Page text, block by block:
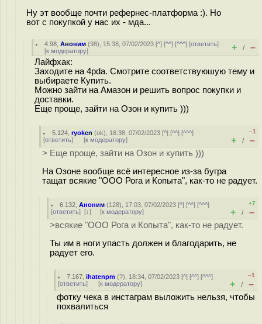
Ну эт вообще почти рефернес-платформа :). Но
вот с покупкой у нас их - мда...
4.98 ,Аноним (98), 15:38, 07/02/2023 [^] [^^] [^^^] [ответить]
[к модератору] + / –
Лайфхак:
Заходите на 4pda. Смотрите соответствуюшую тему и
выбираете Купить.
Можно зайти на Амазон и решить вопрос покупки и
доставки.
Еще проще, зайти на Озон и купить )))
5.124 ,ryoken (ok), 16:38, 07/02/2023 [^] [^^] [^^^]
[ответить] [к модератору]
–1
+ / –
> Еще проще, зайти на Озон и купить )))
На Озоне вообще всё интересное из-за бугра
тащат всякие "ООО Рога и Копыта", как-то не радует.
6.132 ,Аноним (128), 17:03, 07/02/2023 [^] [^^] [^^^]
[ответить] [↓] [к модератору]
+7
+ / –
>всякие "ООО Рога и Копыта", как-то не радует.
Ты им в ноги упасть должен и благодарить, не
радует его.
7.167 ,ihatenpm (?), 18:34, 07/02/2023 [^] [^^] [^^^]
[ответить] [к модератору]
–1
+ / –
фотку чека в инстаграм выложить нельзя, чтобы
похвалиться